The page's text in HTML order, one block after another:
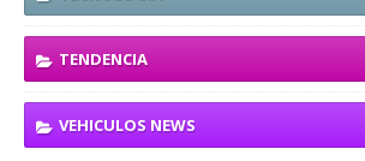
TENDENCIA
VEHICULOS NEWS